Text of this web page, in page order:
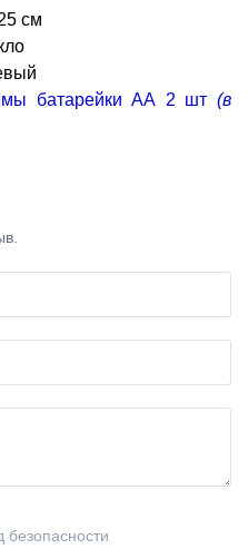
см
батарейки АА 2 шт (в